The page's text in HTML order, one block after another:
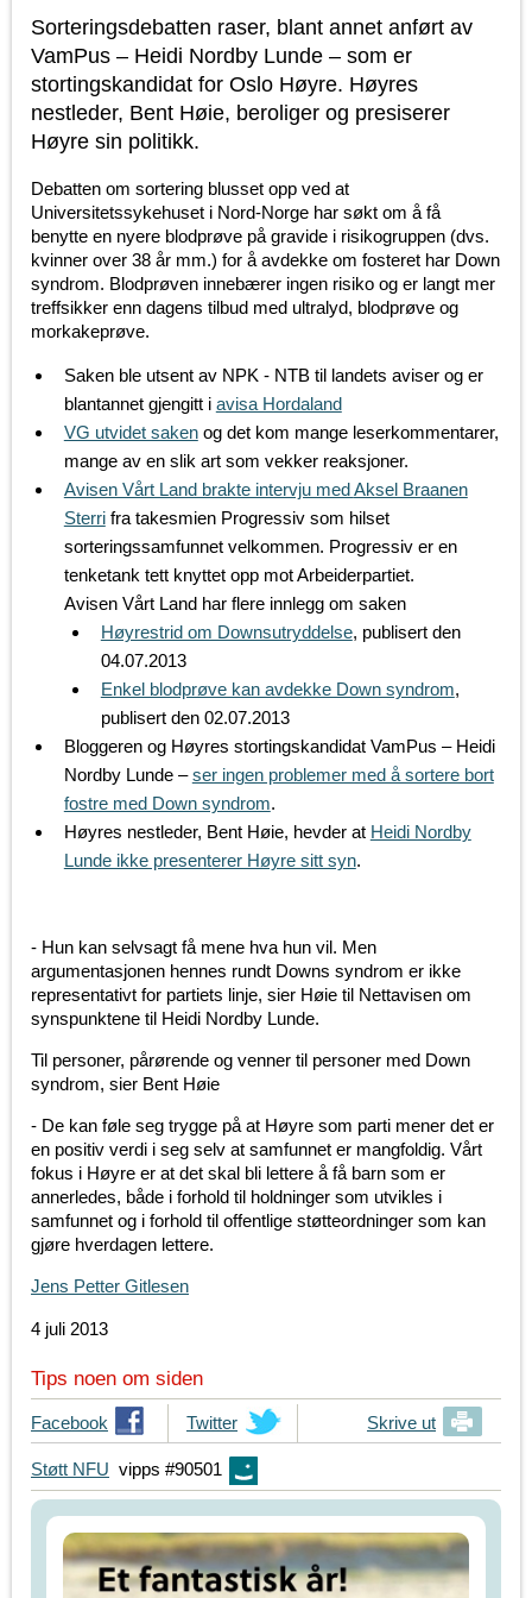
Sorteringsdebatten raser, blant annet anført av
VamPus – Heidi Nordby Lunde – som er
stortingskandidat for Oslo Høyre. Høyres
nestleder, Bent Høie, beroliger og presiserer
Høyre sin politikk.
Debatten om sortering blusset opp ved at
Universitetssykehuset i Nord-Norge har søkt om å få
benytte en nyere blodprøve på gravide i risikogruppen (dvs.
kvinner over 38 år mm.) for å avdekke om fosteret har Down
syndrom. Blodprøven innebærer ingen risiko og er langt mer
treffsikker enn dagens tilbud med ultralyd, blodprøve og
morkakeprøve.
Saken ble utsent av NPK - NTB til landets aviser og er
blantannet gjengitt i avisa Hordaland
VG utvidet sakenog det kom mange leserkommentarer,
mange av en slik art som vekker reaksjoner.
Avisen Vårt Land brakte intervju medAksel Braanen
Sterrifra takesmien Progressiv som hilset
sorteringssamfunnet velkommen. Progressiv er en
tenketank tett knyttet opp mot Arbeiderpartiet.
Avisen Vårt Land har flere innlegg om saken
Høyrestrid om Downsutryddelse, publisert den
04.07.2013
Enkel blodprøve kan avdekke Down syndrom,
publisert den 02.07.2013
Bloggeren og Høyres stortingskandidat VamPus – Heidi
Nordby Lunde –ser ingen problemer med å sortere bort
fostre med Down syndrom.
Høyres nestleder, Bent Høie, hevder at Heidi Nordby
Lunde ikke presenterer Høyre sitt syn.
- Hun kan selvsagt få mene hva hun vil. Men
argumentasjonen hennes rundt Downs syndrom er ikke
representativt for partiets linje, sier Høie til Nettavisen om
synspunktene til Heidi Nordby Lunde.
Til personer, pårørende og venner til personer med Down
syndrom, sier Bent Høie
- De kan føle seg trygge på at Høyre som parti mener det er
en positiv verdi i seg selv at samfunnet er mangfoldig. Vårt
fokus i Høyre er at det skal bli lettere å få barn som er
annerledes, både i forhold til holdninger som utvikles i
samfunnet og i forhold til offentlige støtteordninger som kan
gjøre hverdagen lettere.
Jens Petter Gitlesen
4 juli 2013
Tips noen om siden
T
i
p
s
Facebook
T
i
p
s
i
n
Twitter Skrive ut
Støtt NFU vipps #90501